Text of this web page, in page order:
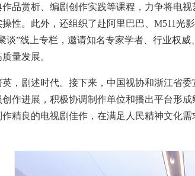
品赏析、编剧创作实践等课程，力争将电
性。此外，还组织了赴阿里巴巴、M511光
谈”线上专栏，邀请知名专家学者、行业权
量发展。
剧述时代。接下来，中国视协和浙江省委
创作进展，积极协调制作单位和播出平台形
精良的电视剧佳作，在满足人民精神文化